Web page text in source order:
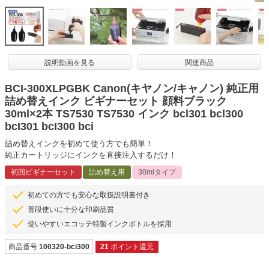
よくある質問
お問い合わせ
会員専用商品
説明動画を見る 関連商品
BCI-300XLPGBK Canon(キヤノン/キャノン) 純正用
詰め替えインク ビギナーセット 顔料ブラック
30ml×2本 TS7530 TS7530 インク bcl301 bcl300
bcI301 bcI300 bci
詰め替えインクを初めて使う方でも簡単！
純正カートリッジにインクを直接注入するだけ！
初回ビギナーセット 詰め替え用 30mlタイプ
初めての方でも安心な取扱説明書付き
普段使いに十分な印刷品質
使いやすいエコッテ特製インクボトルを採用
商品番号 100320-bci300 21 ポイント還元